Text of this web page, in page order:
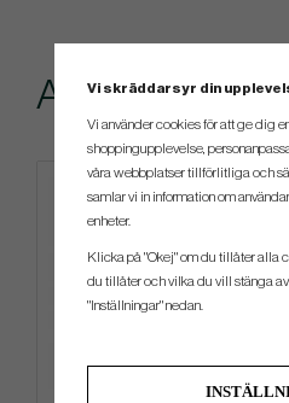
Andra köpte
Vi skräddarsyr din
Vi använder cookies för att ge dig
shoppingupplevelse,
våra webbplatser tillförlitliga och
samlar vi in information om
enheter.
Klicka på "Okej" om du tillåter alla
du tillåter och vilka du vill stänga
"Inställningar" nedan.